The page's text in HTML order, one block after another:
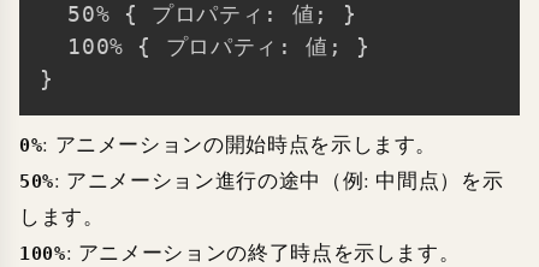
  50% { プロパティ: 値; }
  100% { プロパティ: 値; }
0%: アニメーションの開始時点を示します。
50%: アニメーション進行の途中（例: 中間点）を示
します。
100%: アニメーションの終了時点を示します。